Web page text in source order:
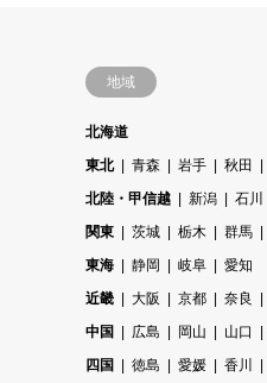
地域
北海道
東北
青森 岩手 秋田
北陸・甲信越
新潟 石川
関東
茨城 栃木 群馬
東海
静岡 岐阜
愛知
近畿
大阪 京都 奈良
中国
広島 岡山 山口
四国
徳島 愛媛 香川